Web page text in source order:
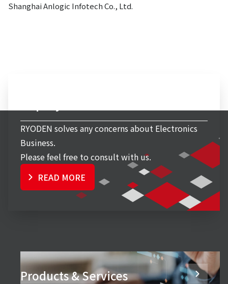
Shanghai Anlogic Infotech Co., Ltd.
RYODEN solves any concerns about Electronics
Business.
Please feel free to consult with us.
READ MORE
Products & Services